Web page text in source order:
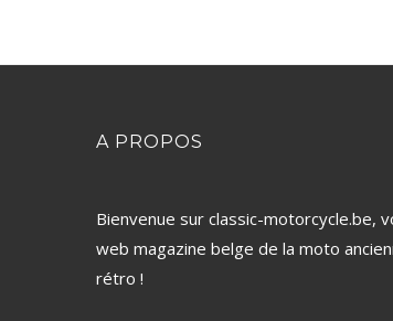
A PROPOS
Bienvenue sur classic-motorcycle.be,
web magazine belge de la moto
rétro !